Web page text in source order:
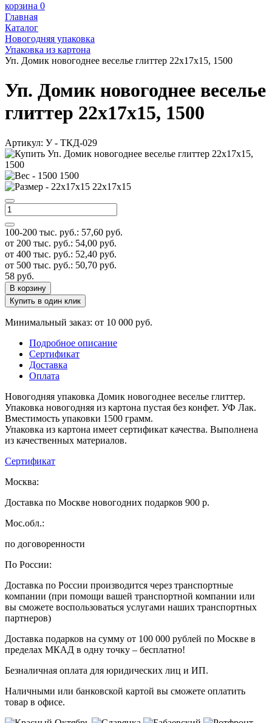
корзина 0
Главная
Каталог
Новогодняя упаковка
Упаковка из картона
Уп. Домик новогоднее веселье глиттер 22x17x15, 1500
Уп. Домик новогоднее веселье
глиттер 22x17x15, 1500
Артикул: У - ТКД-029
1500
22x17x15
100-200 тыс. руб.: 57,60 руб.
от 200 тыс. руб.: 54,00 руб.
от 400 тыс. руб.: 52,40 руб.
от 500 тыс. руб.: 50,70 руб.
58 руб.
В корзину
Купить в один клик
Минимальный заказ: от 10 000 руб.
Подробное описание
Сертификат
Доставка
Оплата
Новогодняя упаковка Домик новогоднее веселье глиттер.
Упаковка новогодняя из картона пустая без конфет. УФ Лак.
Вместимость упаковки 1500 грамм.
Упаковка из картона имеет сертификат качества. Выполнена
из качественных материалов.
Сертификат
Москва:
Доставка по Москве новогодних подарков 900 р.
Мос.обл.:
по договоренности
По России:
Доставка по России производится через транспортные
компании (при помощи вашей транспортной компании или
вы сможете воспользоваться услугами наших транспортных
партнеров)
Доставка подарков на сумму от 100 000 рублей по Москве в
пределах МКАД в одну точку – бесплатно!
Безналичная оплата для юридических лиц и ИП.
Наличными или банковской картой вы сможете оплатить
товар в офисе.